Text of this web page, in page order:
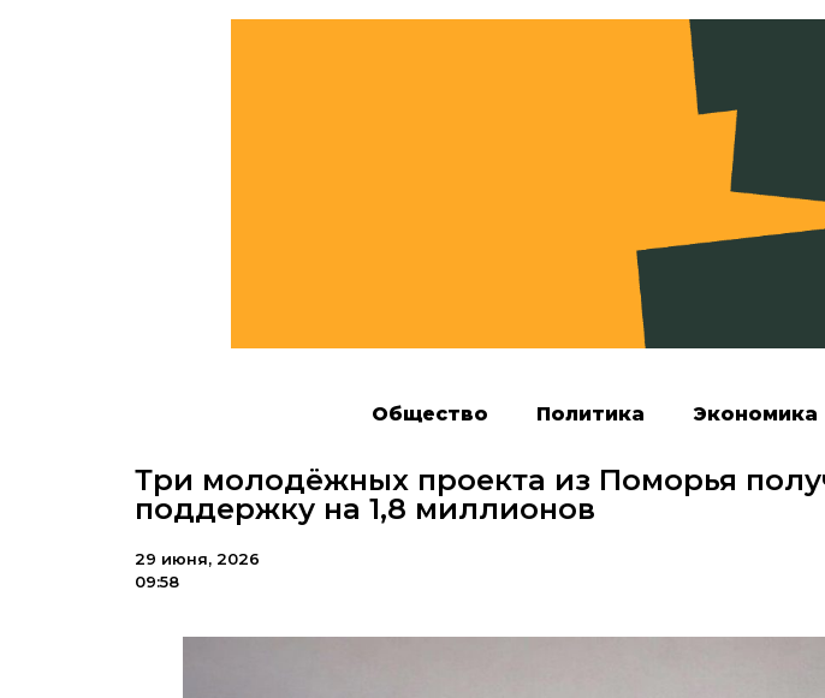
Общество Политика Экономика
Три молодёжных проекта из Поморья
поддержку на 1,8 миллионов
29 июня, 2026
09:58